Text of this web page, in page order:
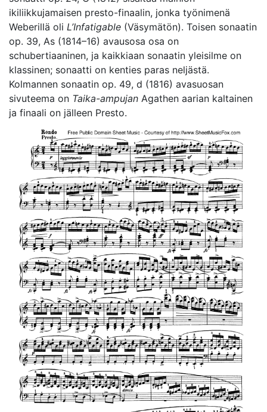
ikiliikkujamaisen presto-finaalin, jonka työnimenä
Weberillä oli L’Infatigable (Väsymätön). Toisen sonaatin
op. 39, As (1814–16) avausosa osa on
schubertiaaninen, ja kaikkiaan sonaatin yleisilme on
klassinen; sonaatti on kenties paras neljästä.
Kolmannen sonaatin op. 49, d (1816) avasuosan
sivuteema on Taika-ampujan Agathen aarian kaltainen
ja finaali on jälleen Presto.